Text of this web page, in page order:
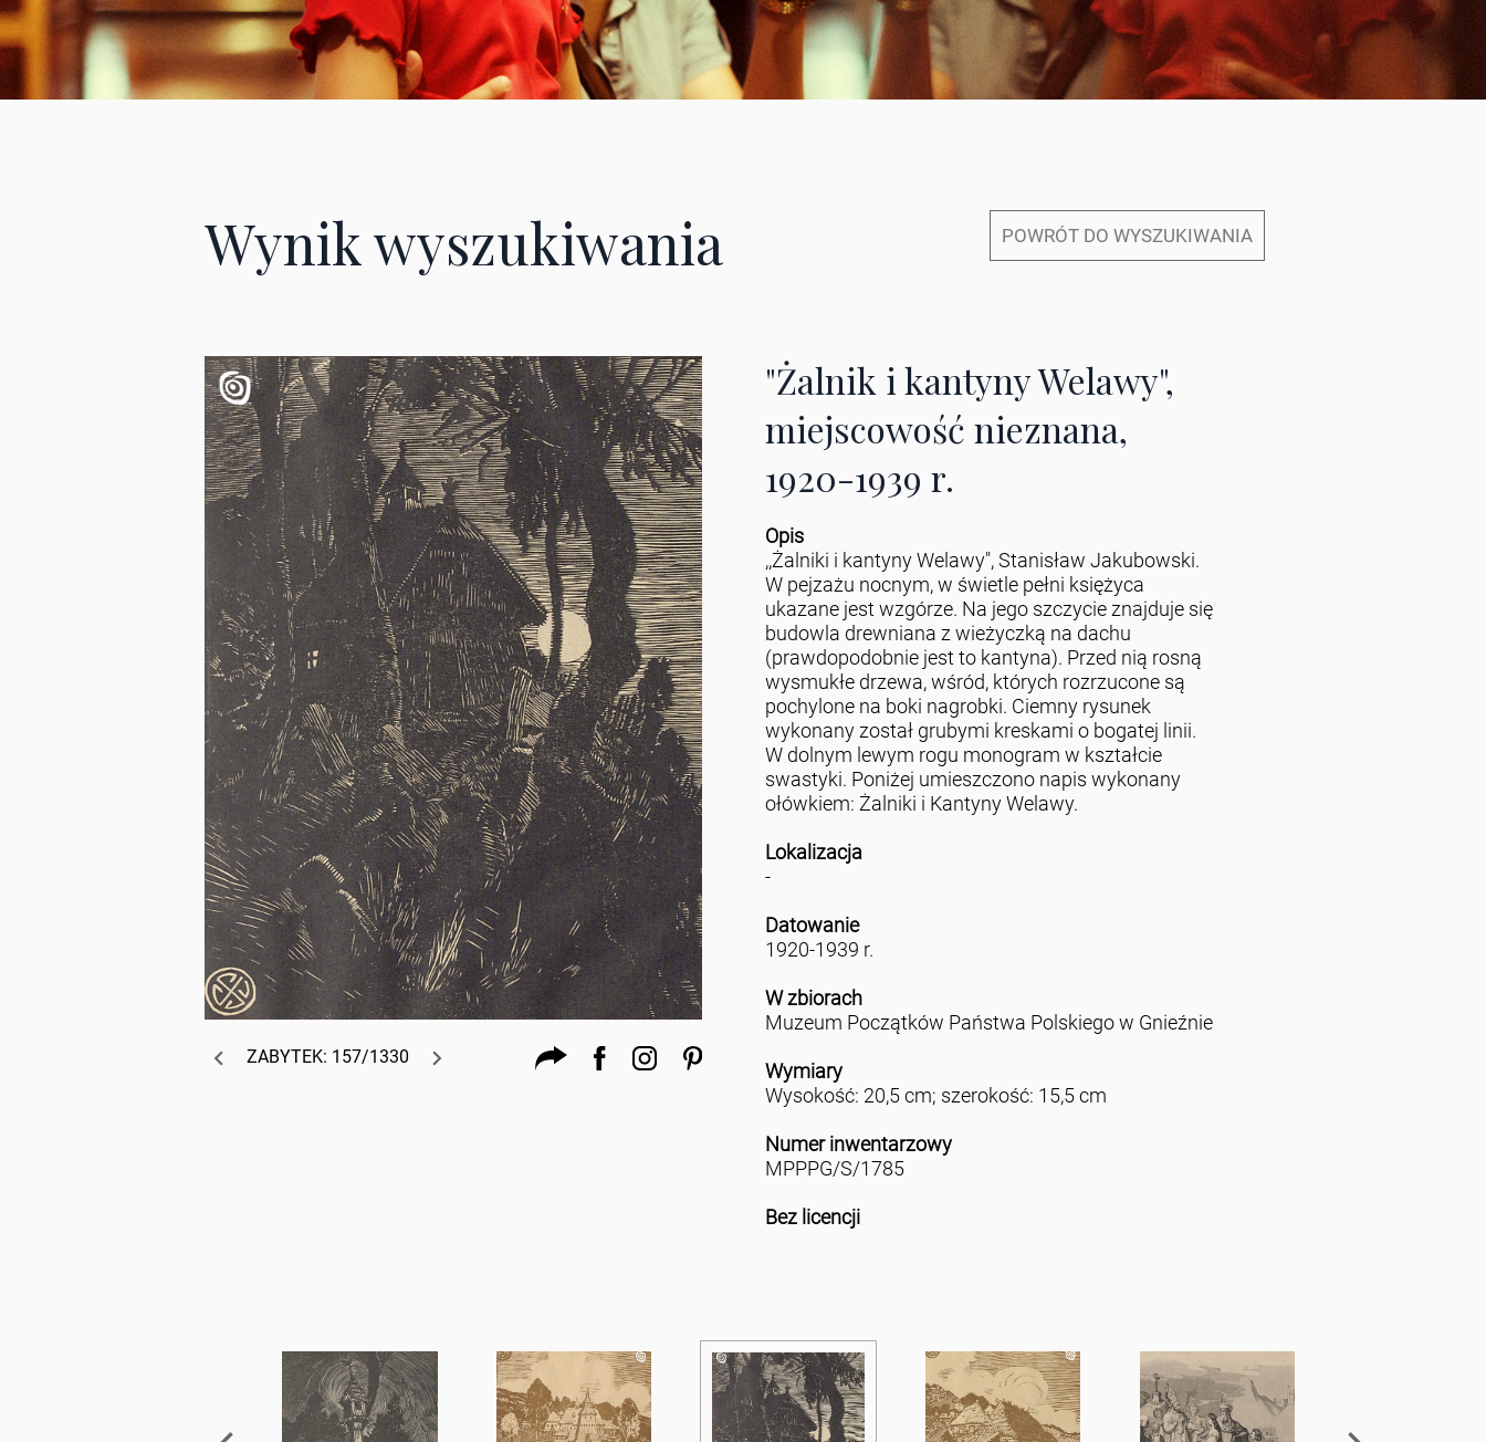
Wynik wyszukiwania POWRÓT DO WYSZUKIWANIA
ZABYTEK: 157/1330
"Żalnik i kantyny Welawy",
miejscowość nieznana,
1920-1939 r.
Opis
,,Żalniki i kantyny Welawy", Stanisław Jakubowski.
W pejzażu nocnym, w świetle pełni księżyca
ukazane jest wzgórze. Na jego szczycie znajduje się
budowla drewniana z wieżyczką na dachu
(prawdopodobnie jest to kantyna). Przed nią rosną
wysmukłe drzewa, wśród, których rozrzucone są
pochylone na boki nagrobki. Ciemny rysunek
wykonany został grubymi kreskami o bogatej linii.
W dolnym lewym rogu monogram w kształcie
swastyki. Poniżej umieszczono napis wykonany
ołówkiem: Żalniki i Kantyny Welawy.
Lokalizacja
-
Datowanie
1920-1939 r.
W zbiorach
Muzeum Początków Państwa Polskiego w Gnieźnie
Wymiary
Wysokość: 20,5 cm; szerokość: 15,5 cm
Numer inwentarzowy
MPPPG/S/1785
Bez licencji